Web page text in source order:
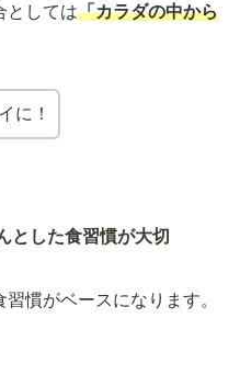
としては「カラダの中から
に！
とした食習慣が大切
慣がベースになります。